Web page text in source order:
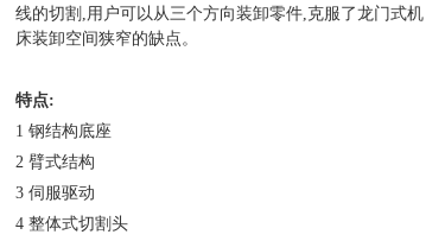
线的切割,用户可以从三个方向装卸零件,克服了龙门式机
床装卸空间狭窄的缺点。
特点:
1 钢结构底座
2 臂式结构
3 伺服驱动
4 整体式切割头